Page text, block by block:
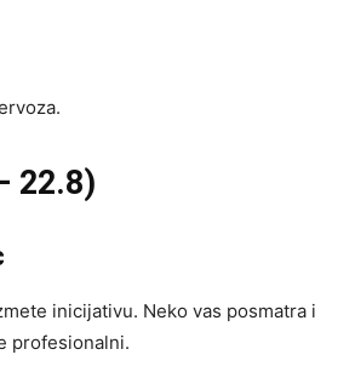
22.8)
inicijativu. Neko vas posmatra i
profesionalni.